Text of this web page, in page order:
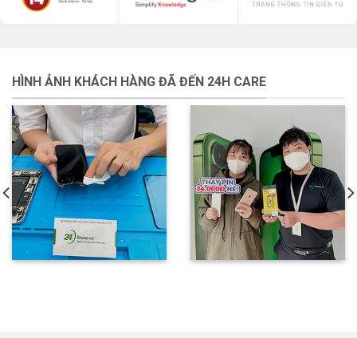
HÌNH ẢNH KHÁCH HÀNG ĐÃ ĐẾN 24H CARE